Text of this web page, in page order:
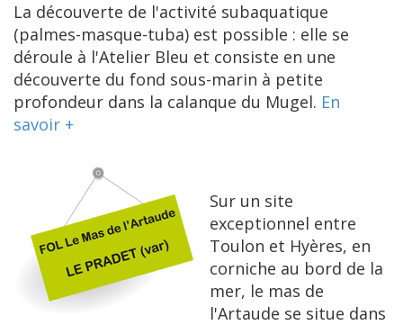
La découverte de l'activité subaquatique
(palmes-masque-tuba) est possible : elle se
déroule à l'Atelier Bleu et consiste en une
découverte du fond sous-marin à petite
profondeur dans la calanque du Mugel. En
savoir +
Sur un site
exceptionnel entre
Toulon et Hyères, en
corniche au bord de la
mer, le mas de
l'Artaude se situe dans